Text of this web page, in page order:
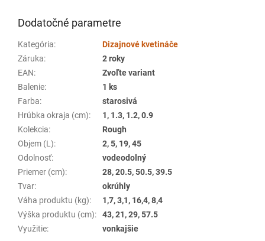
Dodatočné parametre
Kategória:
Dizajnové kvetináče
Záruka:
2 roky
EAN:
Zvoľte variant
Balenie:
1 ks
Farba:
starosivá
Hrúbka okraja (cm):
1, 1.3, 1.2, 0.9
Kolekcia:
Rough
Objem (L):
2, 5, 19, 45
Odolnosť:
vodeodolný
Priemer (cm):
28, 20.5, 50.5, 39.5
Tvar:
okrúhly
Váha produktu (kg):
1,7, 3,1, 16,4, 8,4
Výška produktu (cm):
43, 21, 29, 57.5
Využitie: vonkajšie